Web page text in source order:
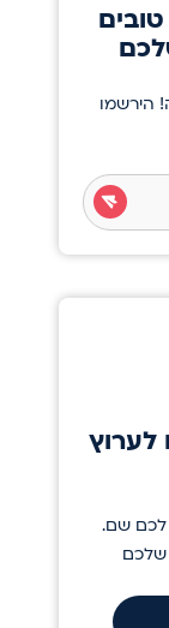
הירשמו
לערוץ
לכם שם.
שלכם